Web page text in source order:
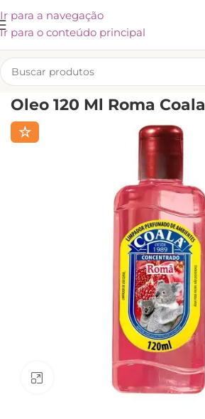
Ir para a navegação
Ir para o conteúdo principal
INÍCIO/LIMPEZA
Oleo 120 Ml Roma Coala
☆